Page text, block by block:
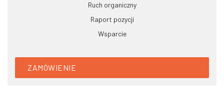
Ruch organiczny
Raport pozycji
Wsparcie
ZAMÓWIENIE